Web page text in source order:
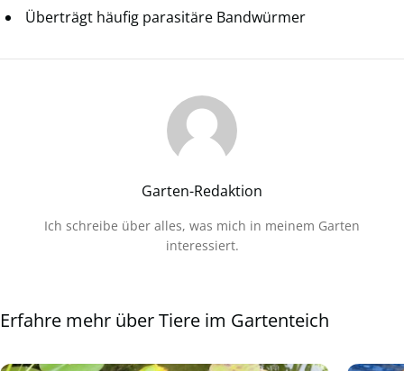
Überträgt häufig parasitäre Bandwürmer
Garten-Redaktion
Ich schreibe über alles, was mich in meinem Garten
interessiert.
Erfahre mehr über Tiere im Gartenteich